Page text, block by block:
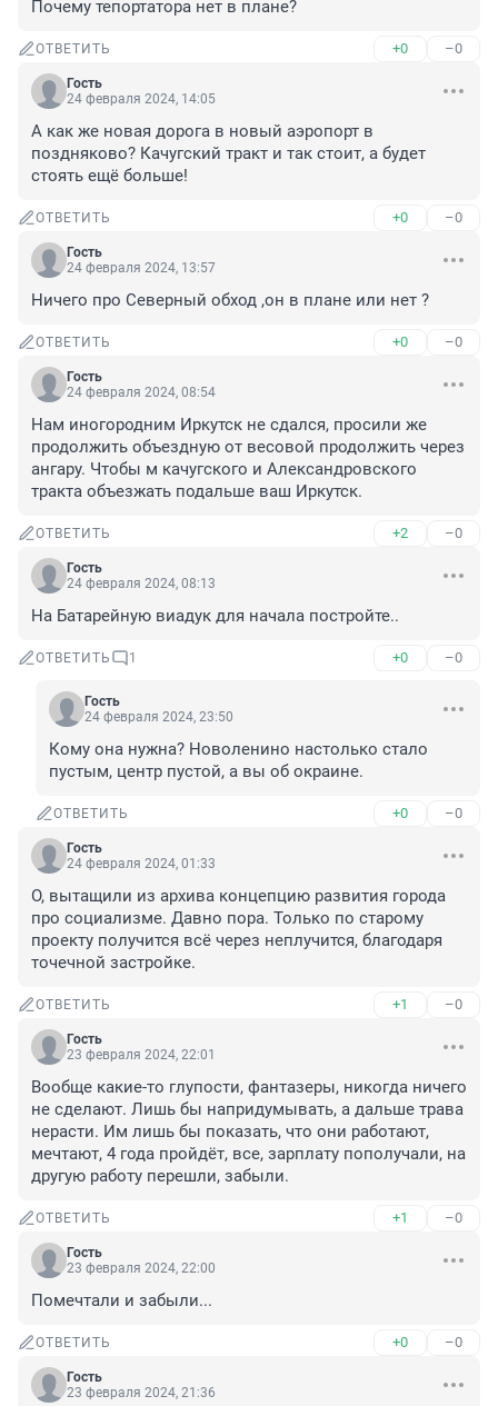
Почему тепортатора нет в плане?
ОТВЕТИТЬ +0 –0
Гость
24 февраля 2024, 14:05
А как же новая дорога в новый аэропорт в
поздняково? Качугский тракт и так стоит, а будет
стоять ещё больше!
ОТВЕТИТЬ +0 –0
Гость
24 февраля 2024, 13:57
Ничего про Северный обход ,он в плане или нет ?
ОТВЕТИТЬ +0 –0
Гость
24 февраля 2024, 08:54
Нам иногородним Иркутск не сдался, просили же
продолжить объездную от весовой продолжить через
ангару. Чтобы м качугского и Александровского
тракта объезжать подальше ваш Иркутск.
ОТВЕТИТЬ +2 –0
Гость
24 февраля 2024, 08:13
На Батарейную виадук для начала постройте..
ОТВЕТИТЬ 1 +0 –0
Гость
24 февраля 2024, 23:50
Кому она нужна? Новоленино настолько стало
пустым, центр пустой, а вы об окраине.
ОТВЕТИТЬ +0 –0
Гость
24 февраля 2024, 01:33
О, вытащили из архива концепцию развития города
про социализме. Давно пора. Только по старому
проекту получится всё через неплучится, благодаря
точечной застройке.
ОТВЕТИТЬ +1 –0
Гость
23 февраля 2024, 22:01
Вообще какие-то глупости, фантазеры, никогда ничего
не сделают. Лишь бы напридумывать, а дальше трава
нерасти. Им лишь бы показать, что они работают,
мечтают, 4 года пройдёт, все, зарплату пополучали, на
другую работу перешли, забыли.
ОТВЕТИТЬ +1 –0
Гость
23 февраля 2024, 22:00
Помечтали и забыли...
ОТВЕТИТЬ +0 –0
Гость
23 февраля 2024, 21:36